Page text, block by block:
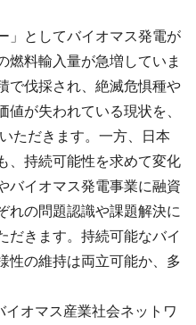
」としてバイオマス発電が
燃料輸入量が急増していま
で伐採され、絶滅危惧種や
が失われている現状を、
ただきます。一方、日本
、持続可能性を求めて変化
バイオマス発電事業に融資
れの問題認識や課題解決に
だきます。持続可能なバイ
性の維持は両立可能か、多
オマス産業社会ネットワ